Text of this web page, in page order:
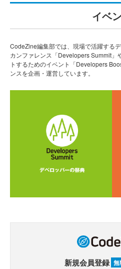
イベ
CodeZine編集部では、現場で活躍する
カンファレンス「Developers Summit」
トするためのイベント「Developers
ンスを企画・運営しています。
新規会員登録 無